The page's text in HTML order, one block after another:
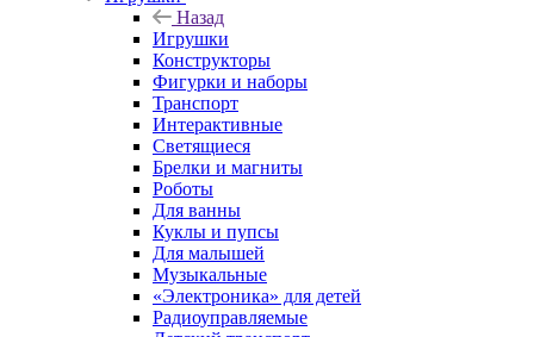
Назад
Игрушки
Конструкторы
Фигурки и наборы
Транспорт
Интерактивные
Светящиеся
Брелки и магниты
Роботы
Для ванны
Куклы и пупсы
Для малышей
Музыкальные
«Электроника» для детей
Радиоуправляемые